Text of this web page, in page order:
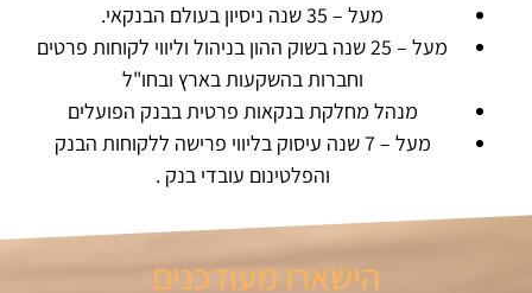
מעל – 35 שנה ניסיון בעולם הבנקאי.
מעל – 25 שנה בשוק ההון בניהול וליווי לקוחות פרטים
וחברות בהשקעות בארץ ובחו"ל
מנהל מחלקת בנקאות פרטית בבנק הפועלים
מעל – 7 שנה עיסוק בליווי פרישה ללקוחות הבנק
והפלטינום עובדי בנק .
הישארו מעודכנים